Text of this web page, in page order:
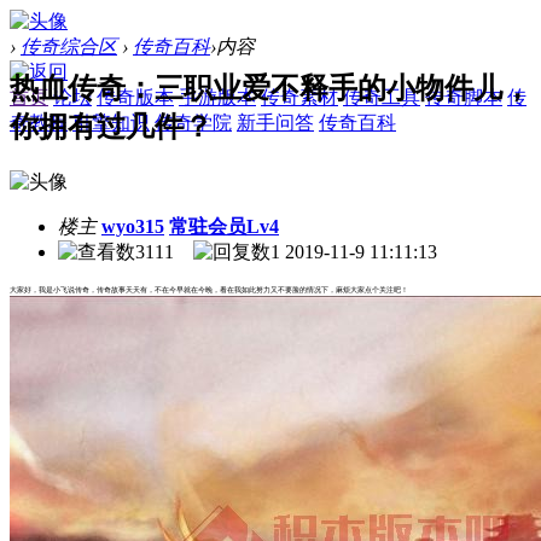
› 传奇综合区 › 传奇百科›内容
首页 论坛 传奇版本 手游版本 传奇素材 传奇工具 传奇脚本 传
奇教程 引擎知识 传奇学院 新手问答 传奇百科
热血传奇：三职业爱不释手的小物件儿，
你拥有过几件？
楼主 wyo315 常驻会员Lv4
3111
1 2019-11-9 11:11:13
大家好，我是小飞说传奇，传奇故事天天有，不在今早就在今晚，看在我如此努力又不要脸的情况下，麻烦大家点个关注吧！